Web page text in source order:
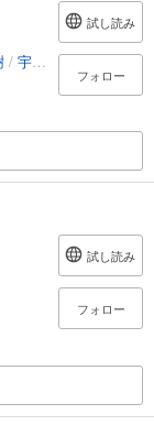
/ 宇喜田紅 /桑原水菜
試し読み
フォロー
試し読み
フォロー